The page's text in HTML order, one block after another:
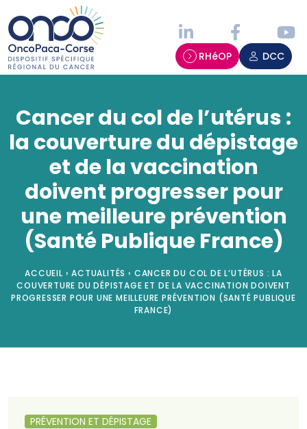
RHéOP DCC
Cancer du col de l’utérus :
la couverture du dépistage
et de la vaccination
doivent progresser pour
une meilleure prévention
(Santé Publique France)
ACCUEIL › ACTUALITÉS › CANCER DU COL DE L’UTÉRUS : LA
COUVERTURE DU DÉPISTAGE ET DE LA VACCINATION DOIVENT
PROGRESSER POUR UNE MEILLEURE PRÉVENTION (SANTÉ PUBLIQUE
FRANCE)
PRÉVENTION ET DÉPISTAGE
Panneau de gestion des cookies